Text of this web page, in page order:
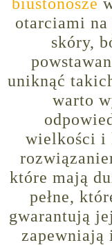
otarciami na
skóry,
uniknąć
warto
wielkości i
które mają
pełne,
gwarantują
zapewniają